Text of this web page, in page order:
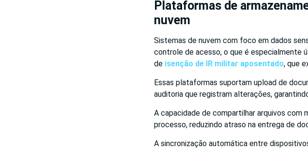
Plataformas de
nuvem
Sistemas de nuvem com foco em dados
controle de acesso, o que é especialmente
de isenção de IR militar aposentado, que
Essas plataformas suportam upload de
auditoria que registram alterações,
A capacidade de compartilhar arquivos
processo, reduzindo atraso na entrega de
A sincronização automática entre